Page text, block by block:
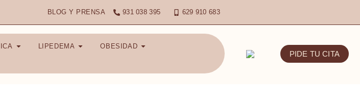
BLOG Y PRENSA 931 038 395 629 910 683
LIPEDEMA
OBESIDAD
PIDE TU CITA